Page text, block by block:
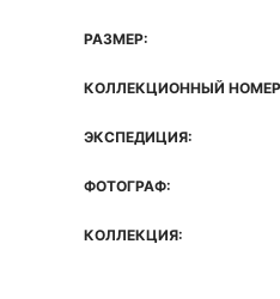
РАЗМЕР:
КОЛЛЕКЦИОННЫЙ
ЭКСПЕДИЦИЯ:
ФОТОГРАФ:
КОЛЛЕКЦИЯ: